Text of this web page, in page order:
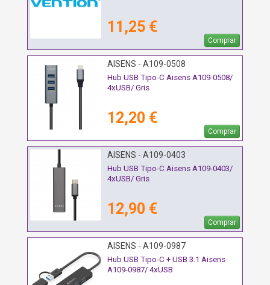
11,25 €
Comprar
AISENS - A109-0508
Hub USB Tipo-C Aisens A109-0508/
4xUSB/ Gris
12,20 €
Comprar
AISENS - A109-0403
Hub USB Tipo-C Aisens A109-0403/
4xUSB/ Gris
12,90 €
Comprar
AISENS - A109-0987
Hub USB Tipo-C + USB 3.1 Aisens
A109-0987/ 4xUSB